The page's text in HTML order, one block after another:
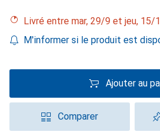
Livré entre mar, 29/9 et jeu, 15/
M'informer si le produit est
Ajouter au
Comparer